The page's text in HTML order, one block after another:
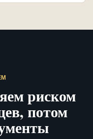
риском
потом